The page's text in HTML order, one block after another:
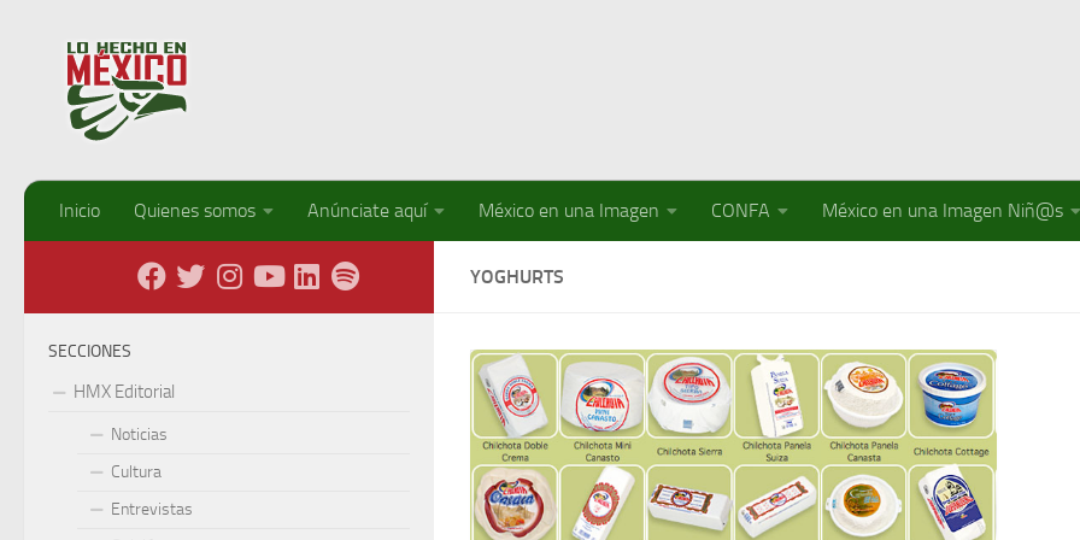
Inicio Quienes somos Anúnciate aquí México en una Imagen CONFA México en una Imagen Niñ@s
YOGHURTS
SECCIONES
HMX Editorial
Noticias
Cultura
Entrevistas